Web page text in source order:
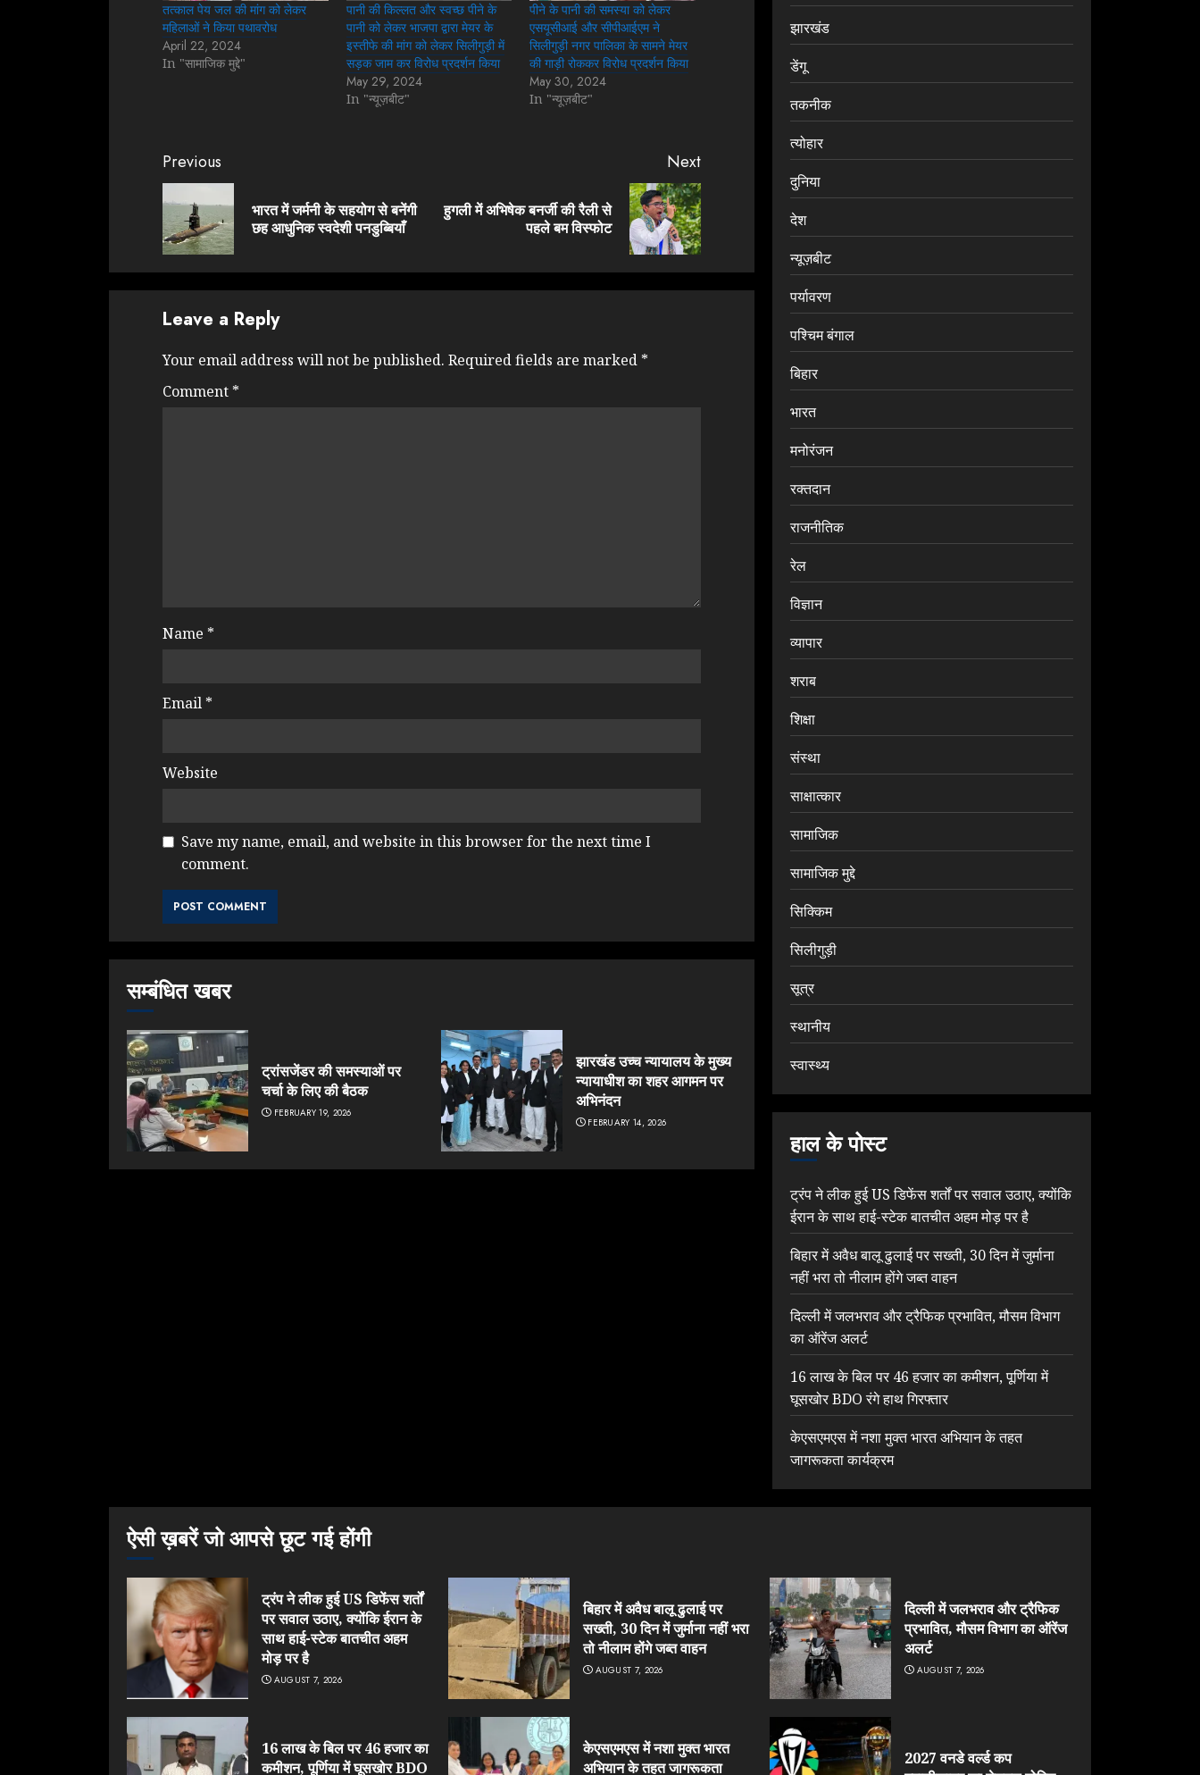
तत्काल पेय जल की मांग को लेकर
महिलाओं ने किया पथावरोध
April 22, 2024
In "सामाजिक मुद्दे"
पानी की किल्लत और स्वच्छ पीने के
पानी को लेकर भाजपा द्वारा मेयर के
इस्तीफे की मांग को लेकर सिलीगुड़ी में
सड़क जाम कर विरोध प्रदर्शन किया
May 29, 2024
In "न्यूज़बीट"
पीने के पानी की समस्या को लेकर
एसयूसीआई और सीपीआईएम ने
सिलीगुड़ी नगर पालिका के सामने मेयर
की गाड़ी रोककर विरोध प्रदर्शन किया
May 30, 2024
In "न्यूज़बीट"
Continue
Reading
Previous
Previous
भारत में जर्मनी के सहयोग से बनेंगी
छह आधुनिक स्वदेशी पनडुब्बियाँ
Next
Next
हुगली में अभिषेक बनर्जी की रैली से
पहले बम विस्फोट
Leave a Reply
Your email address will not be published. Required fields are marked *
Comment *
Name *
Email *
Website
Save my name, email, and website in this browser for the next time I
comment.
सम्बंधित खबर
ट्रांसजेंडर की समस्याओं पर
चर्चा के लिए की बैठक
FEBRUARY 19, 2026
झारखंड उच्च न्यायालय के मुख्य
न्यायाधीश का शहर आगमन पर
अभिनंदन
FEBRUARY 14, 2026
झारखंड
डेंगू
तकनीक
त्योहार
दुनिया
देश
न्यूज़बीट
पर्यावरण
पश्चिम बंगाल
बिहार
भारत
मनोरंजन
रक्तदान
राजनीतिक
रेल
विज्ञान
व्यापार
शराब
शिक्षा
संस्था
साक्षात्कार
सामाजिक
सामाजिक मुद्दे
सिक्किम
सिलीगुड़ी
सूत्र
स्थानीय
स्वास्थ्य
हाल के पोस्ट
ट्रंप ने लीक हुई US डिफेंस शर्तों पर सवाल उठाए, क्योंकि
ईरान के साथ हाई-स्टेक बातचीत अहम मोड़ पर है
बिहार में अवैध बालू ढुलाई पर सख्ती, 30 दिन में जुर्माना
नहीं भरा तो नीलाम होंगे जब्त वाहन
दिल्ली में जलभराव और ट्रैफिक प्रभावित, मौसम विभाग
का ऑरेंज अलर्ट
16 लाख के बिल पर 46 हजार का कमीशन, पूर्णिया में
घूसखोर BDO रंगे हाथ गिरफ्तार
केएसएमएस में नशा मुक्त भारत अभियान के तहत
जागरूकता कार्यक्रम
ऐसी ख़बरें जो आपसे छूट गई होंगी
ट्रंप ने लीक हुई US डिफेंस शर्तों
पर सवाल उठाए, क्योंकि ईरान के
साथ हाई-स्टेक बातचीत अहम
मोड़ पर है
AUGUST 7, 2026
बिहार में अवैध बालू ढुलाई पर
सख्ती, 30 दिन में जुर्माना नहीं भरा
तो नीलाम होंगे जब्त वाहन
AUGUST 7, 2026
दिल्ली में जलभराव और ट्रैफिक
प्रभावित, मौसम विभाग का ऑरेंज
अलर्ट
AUGUST 7, 2026
16 लाख के बिल पर 46 हजार का
कमीशन, पूर्णिया में घूसखोर BDO
केएसएमएस में नशा मुक्त भारत
अभियान के तहत जागरूकता
2027 वनडे वर्ल्ड कप